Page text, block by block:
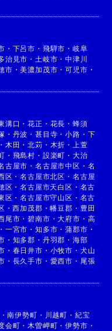
・ 下呂市 ・ 飛騨市 ・ 岐阜
治見市 ・ 土岐市 ・中津川
市 ・美濃加茂市 ・可児市 ・
溝口 ・花正 ・ 花長 ・ 蜂須
・ 丹波 ・ 甚目寺 ・小路 ・ 下
・ 木田 ・北苅 ・ 木折 ・
上萱
・ 飛島村 ・ 設楽町 ・ 大治
古屋市 ・ 名古屋市中区 ・ 名
区 ・名古屋市北区 ・ 名古屋
区 ・名古屋市天白区 ・ 名古
区 ・名古屋市守山区 ・ 名古
・西加茂郡 ・幡豆郡 ・ 豊田
尾市 ・碧南市 ・大府市 ・ 高
・ 一宮市 ・ 知多市 ・蒲郡市 ・
・ 知多郡 ・ 丹羽郡 ・ 海部
・ 春日井市 ・ 小牧市 ・ 犬山
・ 長久手市 ・ 愛西市 ・ 尾張
・南伊勢町 ・ 川越町 ・ 紀宝
会町 ・ 木曽岬町 ・伊勢市 ・